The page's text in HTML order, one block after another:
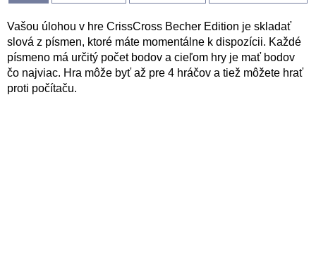
Vašou úlohou v hre CrissCross Becher Edition je skladať
slová z písmen, ktoré máte momentálne k dispozícii. Každé
písmeno má určitý počet bodov a cieľom hry je mať bodov
čo najviac. Hra môže byť až pre 4 hráčov a tiež môžete hrať
proti počítaču.